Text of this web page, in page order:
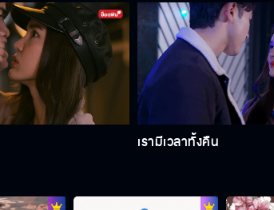
เธอเป็น
ไม่อย
เรามีเวลาทั้งคืน